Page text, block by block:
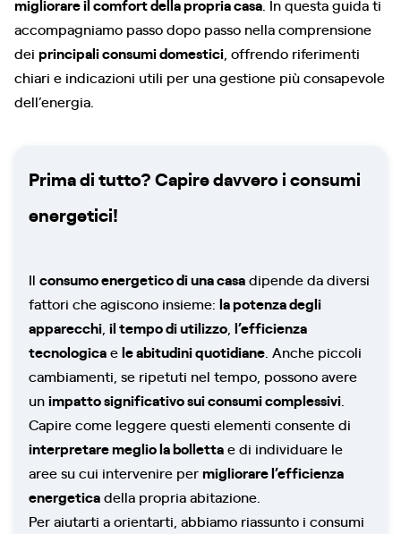
migliorare il comfort della propria casa . In questa guida ti
accompagniamo passo dopo passo nella comprensione
dei principali consumi domestici , offrendo riferimenti
chiari e indicazioni utili per una gestione più consapevole
dell’energia.
Prima di tutto? Capire davvero i consumi
energetici!
Il consumo energetico di una casadipende da diversi
fattori che agiscono insieme: la potenza degli
apparecchi il tempo di utilizzo l’efficienza
tecnologicaele abitudini quotidiane . Anche piccoli
cambiamenti, se ripetuti nel tempo, possono avere
unimpatto significativo sui consumi complessivi
Capire come leggere questi elementi consente di
interpretare meglio la bollettae di individuare le
aree su cui intervenire permigliorare l’efficienza
energeticadella propria abitazione.
Per aiutarti a orientarti, abbiamo riassunto i consumi